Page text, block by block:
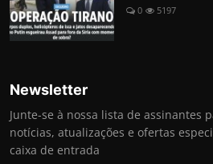
0 5197
Newsletter
Junte-se à nossa lista de assinantes
notícias, atualizações e ofertas
caixa de entrada